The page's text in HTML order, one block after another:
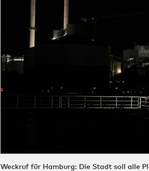
Weckruf für Hamburg: Die Stadt soll alle